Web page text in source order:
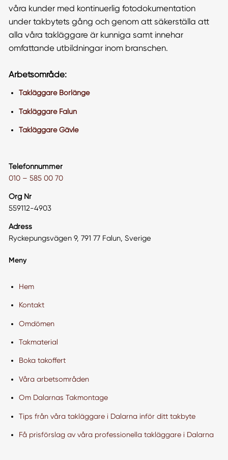
våra kunder med kontinuerlig fotodokumentation
under takbytets gång och genom att säkerställa att
alla våra takläggare är kunniga samt innehar
omfattande utbildningar inom branschen.
Arbetsområde:
Takläggare Borlänge
Takläggare Falun
Takläggare Gävle
Telefonnummer
010 – 585 00 70
Org Nr
559112-4903
Adress
Ryckepungsvägen 9, 791 77 Falun, Sverige
Meny
Hem
Kontakt
Omdömen
Takmaterial
Boka takoffert
Våra arbetsområden
Om Dalarnas Takmontage
Tips från våra takläggare i Dalarna inför ditt takbyte
Få prisförslag av våra professionella takläggare i Dalarna